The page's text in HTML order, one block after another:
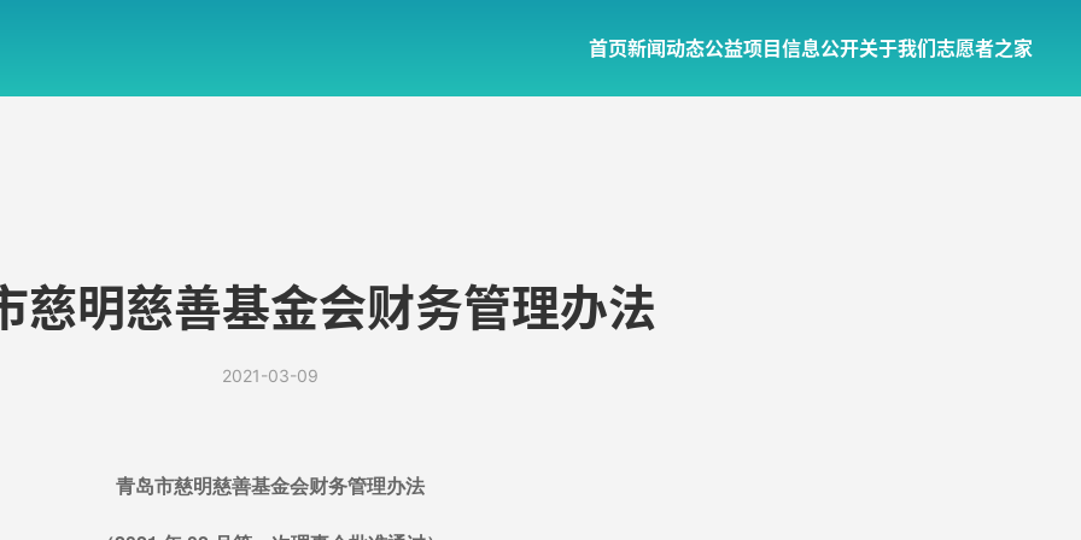
首页新闻动态公益项目 信息公开关于我们志愿者之家
慈明慈善基金会财务管理办法
2021-03-09
青岛市慈明慈善基金会财务管理办法